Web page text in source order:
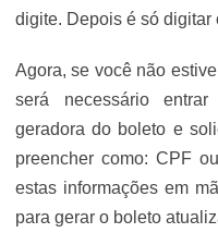
digite. Depois é só digitar
Agora, se você não
será necessário
geradora do boleto e
preencher como: CPF
estas informações em
para gerar o boleto